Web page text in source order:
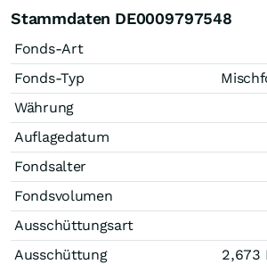
Stammdaten DE0009797548
Fonds-Art
Fonds-Typ
Währung
Auflagedatum
Fondsalter
Fondsvolumen
Ausschüttungsart
Ausschüttung
2,673